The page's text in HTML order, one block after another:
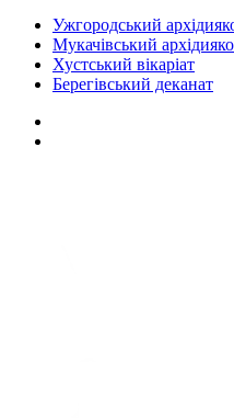
Ужгородський
Мукачівський
Хустський вікаріат
Берегівський деканат